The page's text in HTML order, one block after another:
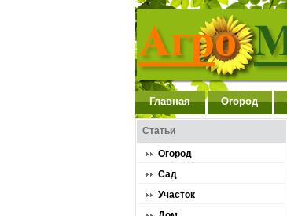
Главная Огород
Статьи
Огород
Сад
Участок